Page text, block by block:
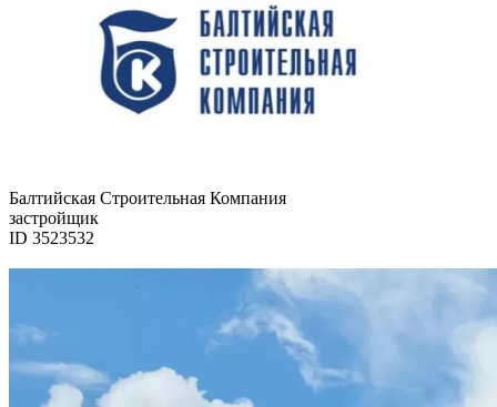
Балтийская Строительная Компания
застройщик
ID 3523532